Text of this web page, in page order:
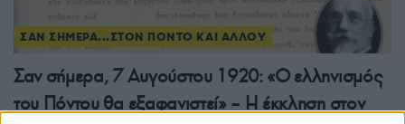
ΣΑΝ ΣΗΜΕΡΑ...ΣΤΟΝ ΠΟΝΤΟ ΚΑΙ ΑΛΛΟΥ
Σαν σήμερα, 7 Αυγούστου 1920: «Ο ελληνισμός
του Πόντου θα εξαφανιστεί» – Η έκκληση στον